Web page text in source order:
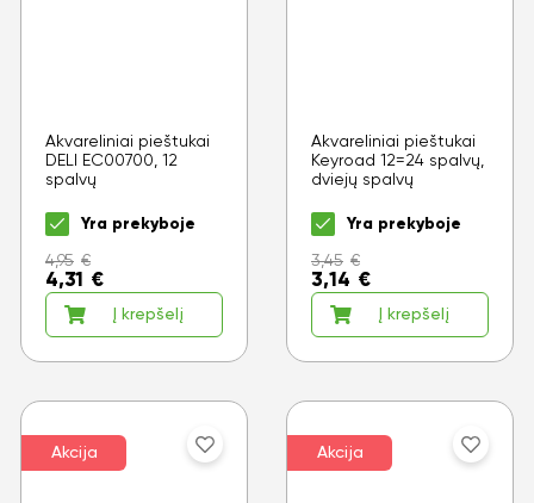
Akvareliniai pieštukai
DELI EC00700, 12
spalvų
Yra prekyboje
4,95 €
4,31 €
Į krepšelį
Akvareliniai pieštukai
Keyroad 12=24 spalvų,
dviejų spalvų
Yra prekyboje
3,45 €
3,14 €
Į krepšelį
Akcija Akcija